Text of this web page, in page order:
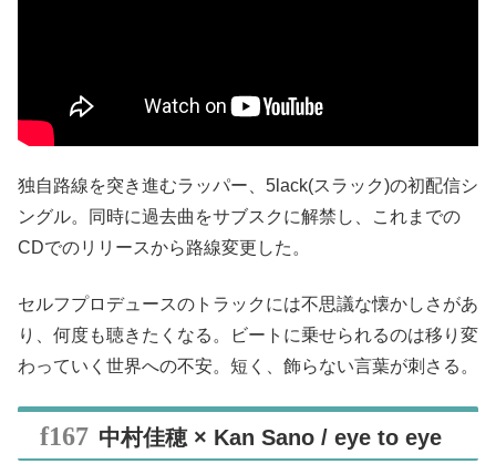
独自路線を突き進むラッパー、5lack(スラック)の初配信シ
ングル。同時に過去曲をサブスクに解禁し、これまでの
CDでのリリースから路線変更した。
セルフプロデュースのトラックには不思議な懐かしさがあ
り、何度も聴きたくなる。ビートに乗せられるのは移り変
わっていく世界への不安。短く、飾らない言葉が刺さる。
中村佳穂 × Kan Sano / eye to eye